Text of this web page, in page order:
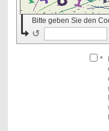
Bitte geben Sie den
↺
*